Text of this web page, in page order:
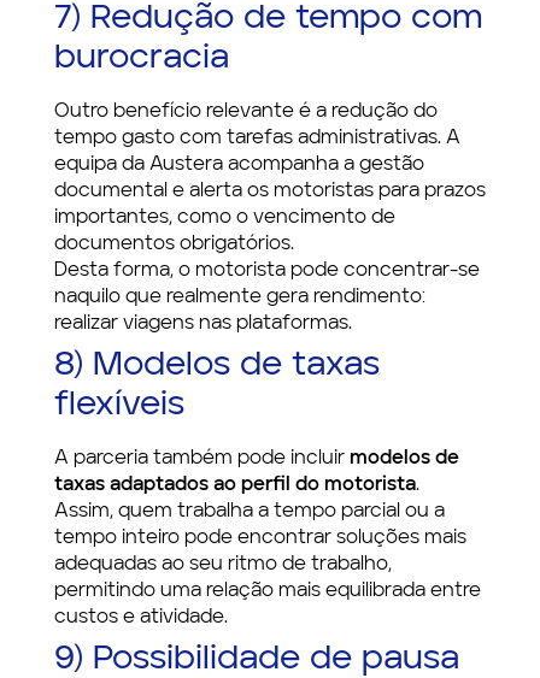
7) Redução de tempo com
burocracia
Outro benefício relevante é a redução do
tempo gasto com tarefas administrativas. A
equipa da Austera acompanha a gestão
documental e alerta os motoristas para prazos
importantes, como o vencimento de
documentos obrigatórios.
Desta forma, o motorista pode concentrar-se
naquilo que realmente gera rendimento:
realizar viagens nas plataformas.
8) Modelos de taxas
flexíveis
A parceria também pode incluir modelos de
taxas adaptados ao perfil do motorista.
Assim, quem trabalha a tempo parcial ou a
tempo inteiro pode encontrar soluções mais
adequadas ao seu ritmo de trabalho,
permitindo uma relação mais equilibrada entre
custos e atividade.
9) Possibilidade de pausa